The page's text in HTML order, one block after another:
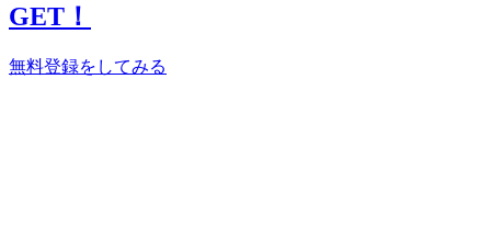
GET！
無料登録をしてみる